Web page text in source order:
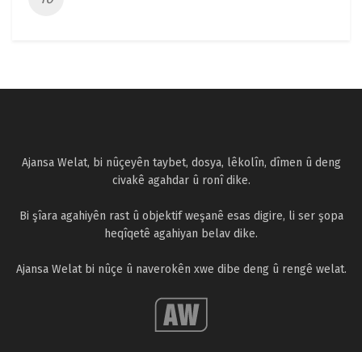
Ajansa Welat, bi nûçeyên taybet, dosya, lêkolîn, dîmen û deng
civakê agahdar û ronî dike.
Bi şîara agahiyên rast û objektif weşanê esas digire, li ser şopa
heqîqetê agahiyan belav dike.
Ajansa Welat bi nûçe û naverokên xwe dibe deng û rengê welat.